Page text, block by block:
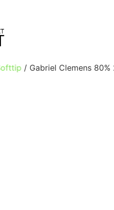
/ Gabriel Clemens